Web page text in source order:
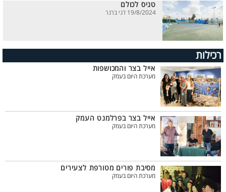
טניס לכולם
19/8/2024 דני ברנר
רכילות
אייל בצר והמכושפות
מערכת היום בעמק
אייל בצר בפרלמנט העמק
מערכת היום בעמק
מסיבת פורים מטורפת לצעירים
מערכת היום בעמק